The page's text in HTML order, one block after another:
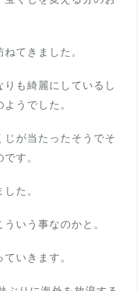
てきました。
も綺麗にしているし
うでした。
が当たったそうでそ
す。
た。
いう事なのかと。
いきます。